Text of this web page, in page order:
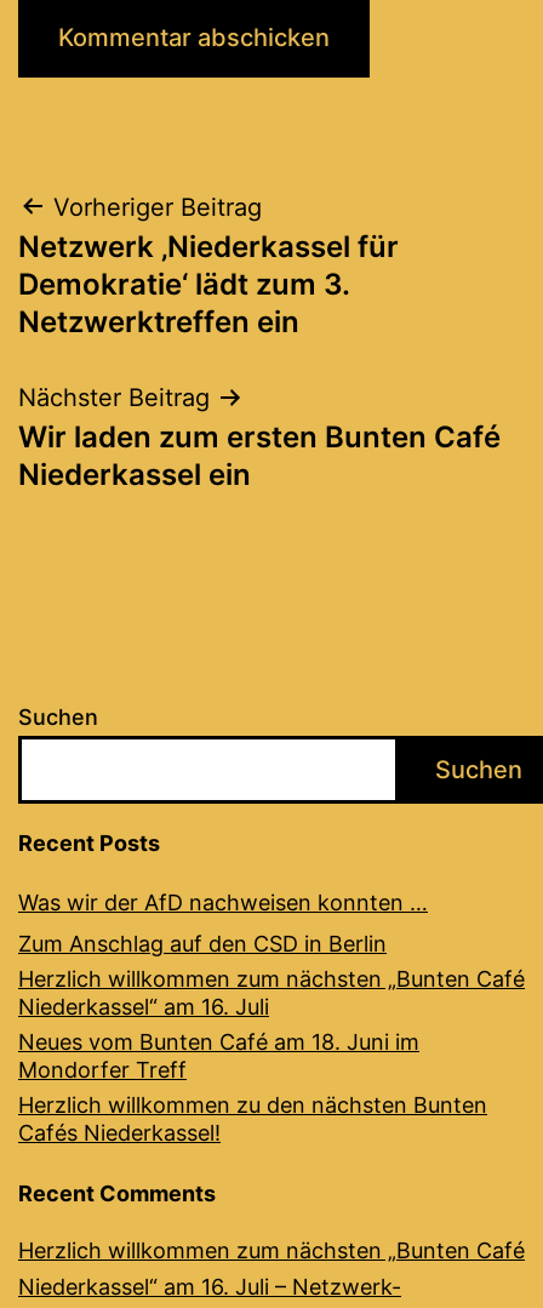
Beitragsnavigation
Vorheriger Beitrag
Netzwerk ‚Niederkassel für
Demokratie‘ lädt zum 3.
Netzwerktreffen ein
Nächster Beitrag
Wir laden zum ersten Bunten Café
Niederkassel ein
Suchen
Suchen
Recent Posts
Was wir der AfD nachweisen konnten …
Zum Anschlag auf den CSD in Berlin
Herzlich willkommen zum nächsten „Bunten Café
Niederkassel“ am 16. Juli
Neues vom Bunten Café am 18. Juni im
Mondorfer Treff
Herzlich willkommen zu den nächsten Bunten
Cafés Niederkassel!
Recent Comments
Herzlich willkommen zum nächsten „Bunten Café
Niederkassel“ am 16. Juli – Netzwerk-